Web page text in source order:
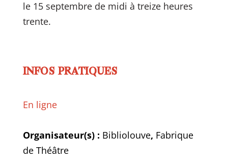
le 15 septembre de midi à treize heures
trente.
INFOS PRATIQUES
En ligne
Organisateur(s) : Bibliolouve, Fabrique
de Théâtre